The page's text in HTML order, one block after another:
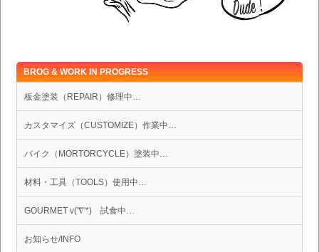
BROG & WORK IN PROGRESS
板金塗装（REPAIR）修理中…
カスタマイズ（CUSTOMIZE）作業中…
バイク（MORTORCYCLE）塗装中…
材料・工具（TOOLS）使用中…
GOURMET v('∇'*) 試食中…
お知らせ/INFO